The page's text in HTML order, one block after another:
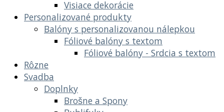
Visiace dekorácie
Personalizované produkty
Balóny s personalizovanou nálepkou
Fóliové balóny s textom
Fóliové balóny - Srdcia s textom
Rôzne
Svadba
Doplnky
Brošne a Spony